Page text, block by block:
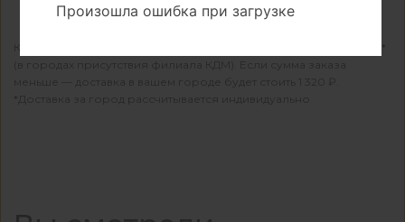
КДМ осуществляет бесплатную доставку при заказе от 15 000 ₽*
(в городах присутствия филиала КДМ). Если сумма заказа
меньше — доставка в вашем городе будет стоить 1 320 ₽.
*Доставка за город рассчитывается индивидуально
Произошла ошибка при загрузке